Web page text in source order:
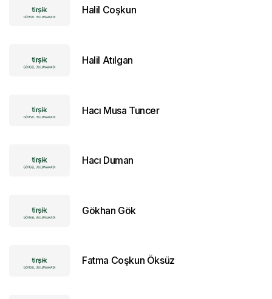
Halil Coşkun
Halil Atılgan
Hacı Musa Tuncer
Hacı Duman
Gökhan Gök
Fatma Coşkun Öksüz